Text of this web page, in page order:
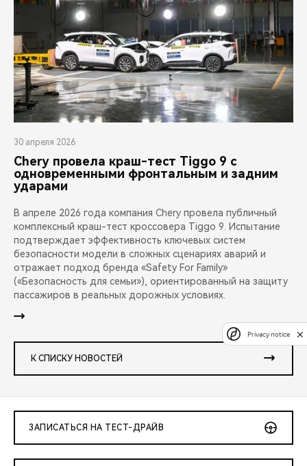
30 апреля 2026
Chery провела краш-тест Tiggo 9 с
одновременными фронтальным и задним
ударами
В апреле 2026 года компания Chery провела публичный
комплексный краш-тест кроссовера Tiggo 9. Испытание
подтверждает эффективность ключевых систем
безопасности модели в сложных сценариях аварий и
отражает подход бренда «Safety For Family»
(«Безопасность для семьи»), ориентированный на защиту
пассажиров в реальных дорожных условиях.
К СПИСКУ НОВОСТЕЙ
ЗАПИСАТЬСЯ НА ТЕСТ-ДРАЙВ
Privacy notice